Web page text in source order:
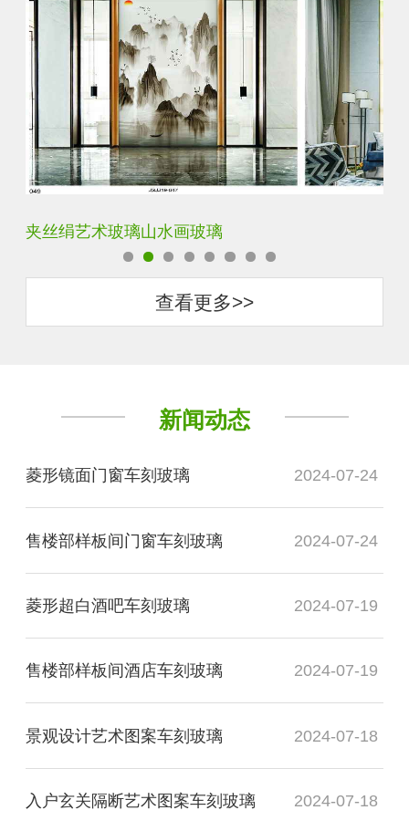
水默意境水墨山水画玻璃
查看更多>>
新闻动态
菱形镜面门窗车刻玻璃 2024-07-24
售楼部样板间门窗车刻玻璃 2024-07-24
菱形超白酒吧车刻玻璃 2024-07-19
售楼部样板间酒店车刻玻璃 2024-07-19
景观设计艺术图案车刻玻璃 2024-07-18
入户玄关隔断艺术图案车刻玻璃 2024-07-18